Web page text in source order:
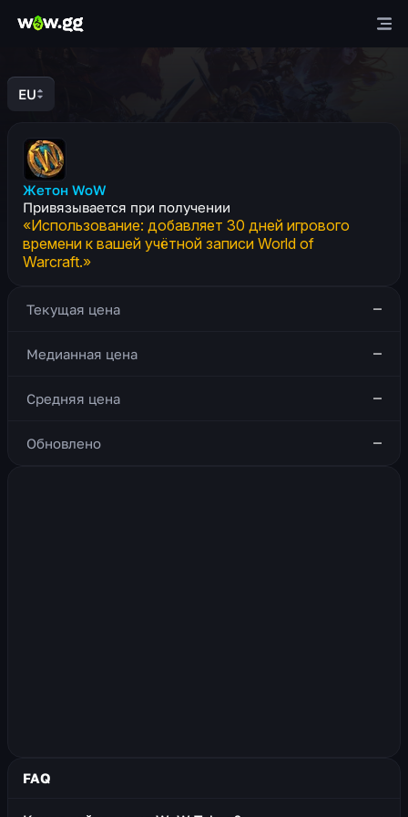
Цена жетона WoW
EU
Жетон WoW
Привязывается при получении
«Использование: добавляет 30 дней игрового
времени к вашей учётной записи World of
Warcraft.»
Текущая цена —
Медианная цена —
Средняя цена —
Обновлено —
FAQ